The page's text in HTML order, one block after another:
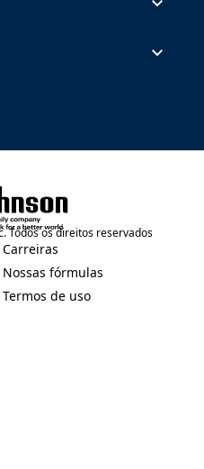
a new tab)
Todos os direitos reservados
Carreiras
(Opens in a new tab)
Nossas fórmulas
(Opens in a new tab)
Termos de uso
(Opens in a new tab)